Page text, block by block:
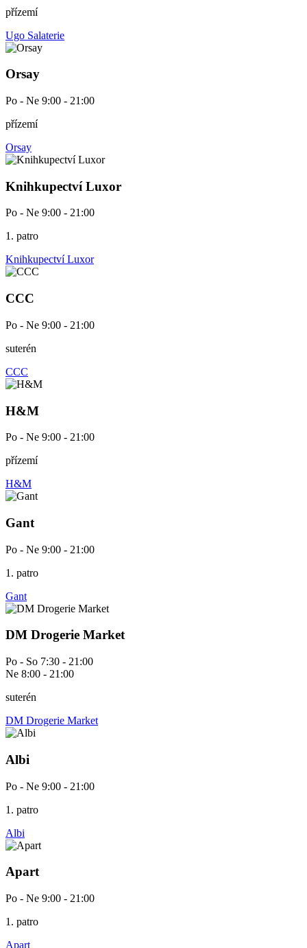
přízemí
Ugo Salaterie
Orsay
Po - Ne 9:00 - 21:00
přízemí
Orsay
Knihkupectví Luxor
Po - Ne 9:00 - 21:00
1. patro
Knihkupectví Luxor
CCC
Po - Ne 9:00 - 21:00
suterén
CCC
H&M
Po - Ne 9:00 - 21:00
přízemí
H&M
Gant
Po - Ne 9:00 - 21:00
1. patro
Gant
DM Drogerie Market
Po - So 7:30 - 21:00
Ne 8:00 - 21:00
suterén
DM Drogerie Market
Albi
Po - Ne 9:00 - 21:00
1. patro
Albi
Apart
Po - Ne 9:00 - 21:00
1. patro
Apart